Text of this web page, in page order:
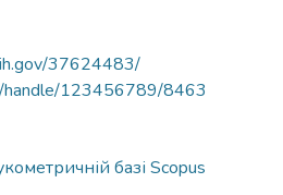
37624483/
handle/123456789/8463
базі Scopus